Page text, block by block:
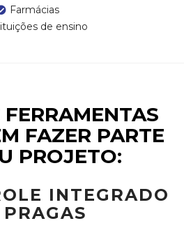
Farmácias
de ensino
FAZER PARTE
PROJETO:
INTEGRADO